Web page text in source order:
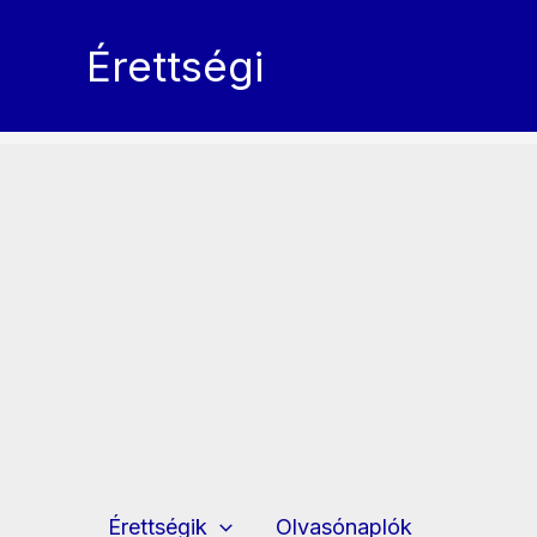
Érettségi
Érettségik Olvasónaplók